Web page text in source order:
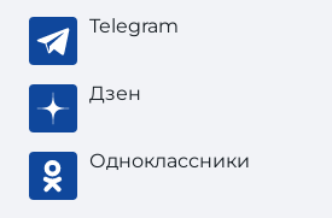
Telegram
Дзен
Одноклассники